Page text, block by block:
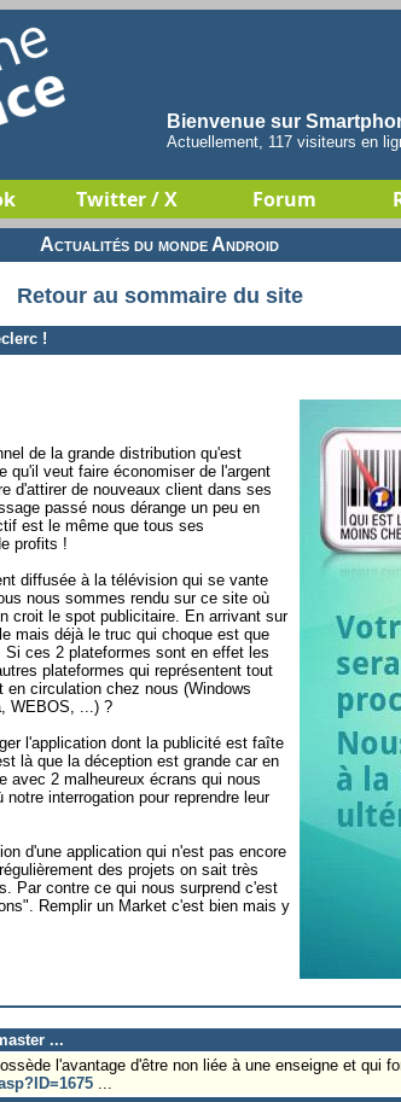
Bienvenue sur
Actuellement, 117 visiteurs en
Twitter / X Forum
Actualités du monde Android
Retour au sommaire du site
!
de la grande distribution qu'est
qu'il veut faire économiser de l'argent
d'attirer de nouveaux client dans ses
passé nous dérange un peu en
est le même que tous ses
profits !
diffusée à la télévision qui se vante
nous sommes rendu sur ce site où
croit le spot publicitaire. En arrivant sur
mais déjà le truc qui choque est que
ces 2 plateformes sont en effet les
plateformes qui représentent tout
circulation chez nous (Windows
WEBOS, ...) ?
l'application dont la publicité est faîte
là que la déception est grande car en
avec 2 malheureux écrans qui nous
interrogation pour reprendre leur
d'une application qui n'est pas encore
des projets on sait très
Par contre ce qui nous surprend c'est
Remplir un Market c'est bien mais y
...
l'avantage d'être non liée à une enseigne et qui
...